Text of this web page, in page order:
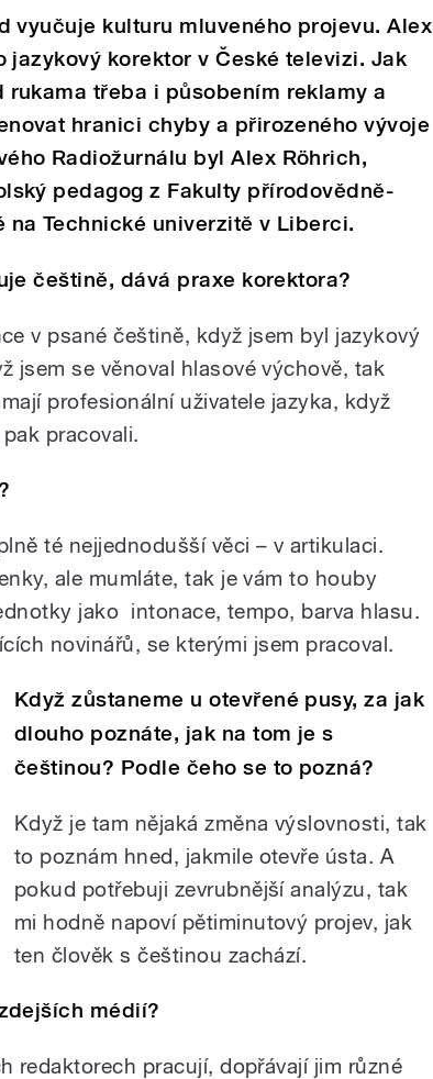
vyučuje kulturu mluveného projevu. Alex
jazykový korektor v České televizi. Jak
třeba i působením reklamy a
hranici chyby a přirozeného vývoje
Radiožurnálu byl Alex Röhrich,
pedagog z Fakulty přírodovědně-
na Technické univerzitě v Liberci.
češtině, dává praxe korektora?
v psané češtině, když jsem byl jazykový
jsem se věnoval hlasové výchově, tak
profesionální uživatele jazyka, když
pracovali.
té nejjednodušší věci – v artikulaci.
ale mumláte, tak je vám to houby
jako intonace, tempo, barva hlasu.
novinářů, se kterými jsem pracoval.
Když zůstaneme u otevřené pusy, za jak
dlouho poznáte, jak na tom je s
češtinou? Podle čeho se to pozná?
Když je tam nějaká změna výslovnosti, tak
to poznám hned, jakmile otevře ústa. A
pokud potřebuji zevrubnější analýzu, tak
mi hodně napoví pětiminutový projev, jak
ten člověk s češtinou zachází.
médií?
redaktorech pracují, dopřávají jim různé